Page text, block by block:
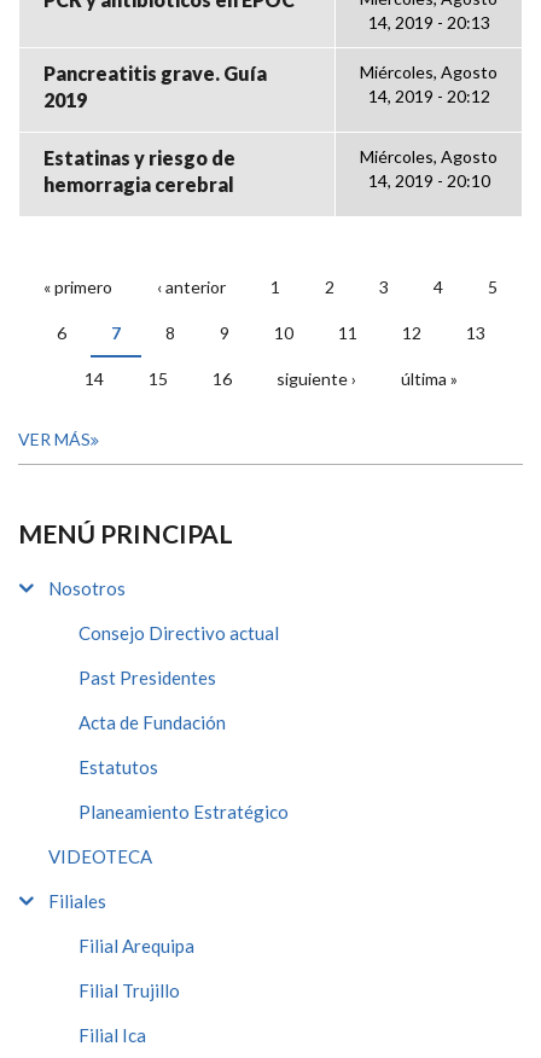
14, 2019 - 20:13
Pancreatitis grave. Guía
2019
Miércoles, Agosto
14, 2019 - 20:12
Estatinas y riesgo de
hemorragia cerebral
Miércoles, Agosto
14, 2019 - 20:10
PÁGINAS
« primero ‹ anterior 1 2 3 4 5
6 7 8 9 10 11 12 13
14 15 16 siguiente › última »
VER MÁS
MENÚ PRINCIPAL
Nosotros
Consejo Directivo actual
Past Presidentes
Acta de Fundación
Estatutos
Planeamiento Estratégico
VIDEOTECA
Filiales
Filial Arequipa
Filial Trujillo
Filial Ica